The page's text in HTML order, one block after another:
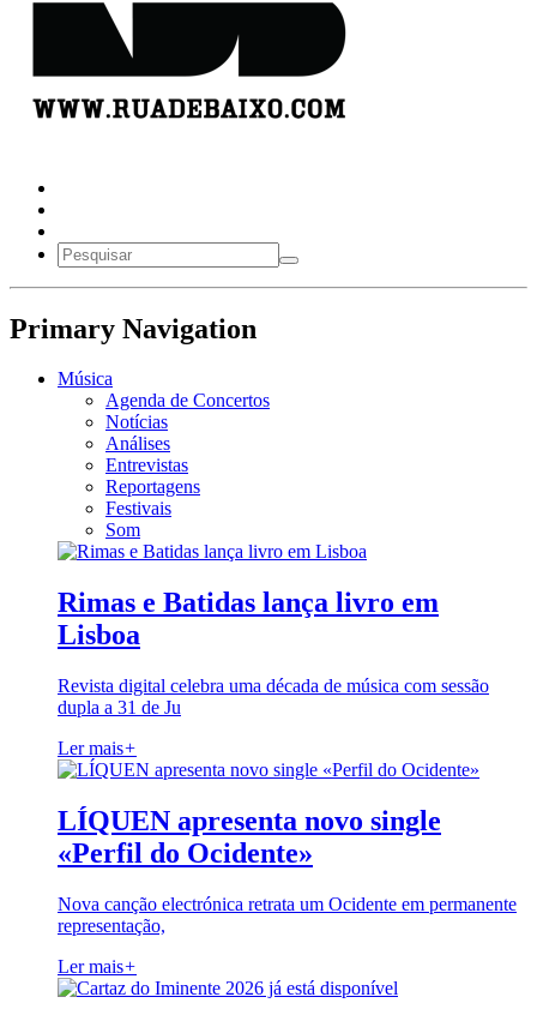
Primary Navigation
Música
Agenda de Concertos
Notícias
Análises
Entrevistas
Reportagens
Festivais
Som
Rimas e Batidas lança livro em
Lisboa
Revista digital celebra uma década de música com sessão
dupla a 31 de Ju
Ler mais+
LÍQUEN apresenta novo single
«Perfil do Ocidente»
Nova canção electrónica retrata um Ocidente em permanente
representação,
Ler mais+